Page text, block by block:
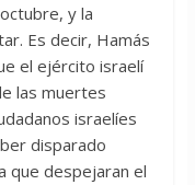
y la
Es decir, Hamás
el ejército israelí
las muertes
israelíes
disparado
que despejaran el